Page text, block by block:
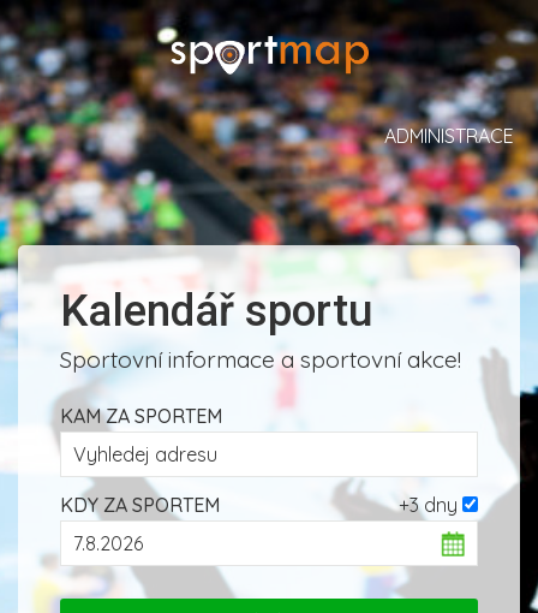
ADMINISTRACE
Kalendář sportu
Sportovní informace a sportovní akce!
KAM ZA SPORTEM
+3 dny
KDY ZA SPORTEM